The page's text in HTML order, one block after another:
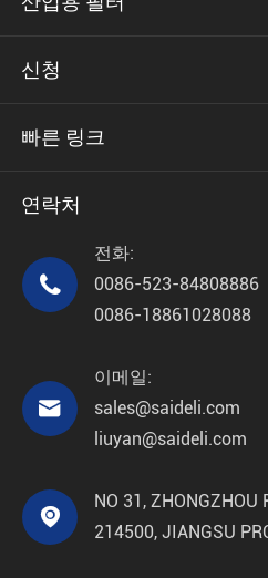
신청
빠른 링크
연락처

전화:
0086-523-84808886
0086-18861028088

이메일:
sales@saideli.com
liuyan@saideli.com

NO 31, ZHONGZHOU
214500, JIANGSU